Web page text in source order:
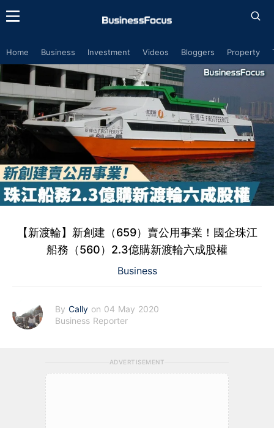
Home Business Investment Videos Bloggers Property
【新渡輪】新創建（659）賣公用事業！國企珠江
船務（560）2.3億購新渡輪六成股權
Business
By Cally on 04 May 2020
Business Reporter
ADVERTISEMENT